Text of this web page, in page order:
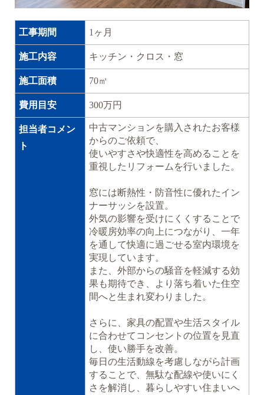
工事期間 1ヶ月
施工内容 キッチン・クロス・窓
施工面積 70㎡
費用目安 300万円
担当者コメン
ト
中古マンションを購入されたお客様
からのご依頼で、
使いやすさや快適性を高めることを
重視したリフォームを行いました。
窓には断熱性・防音性に優れたイン
ナーサッシを設置。
外気の影響を受けにくくすることで
冷暖房効率の向上につながり、一年
を通して快適に過ごせる室内環境を
実現しています。
また、外部からの騒音を軽減する効
果も期待でき、より落ち着いた住空
間へと生まれ変わりました。
さらに、家具の配置や生活スタイル
に合わせてコンセントの位置を見直
し、使い勝手を改善。
毎日の生活動線を考慮しながら計画
することで、無駄な配線や使いにく
さを解消し、暮らしやすい住まいへ